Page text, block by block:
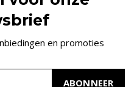
en promoties
ABONNEER